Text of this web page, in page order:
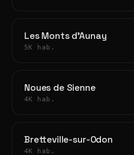
Les Monts d'Aunay
5K hab.
Noues de Sienne
4K hab.
Bretteville-sur-Odon
4K hab.